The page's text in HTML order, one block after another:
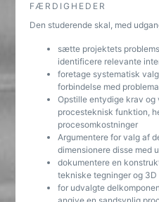
FÆRDIGHEDER
Den studerende skal, med
sætte projektets
identificere relevante
foretage systematisk
forbindelse med
Opstille entydige krav og
procesteknisk funktion,
procesomkostninger
Argumentere for valg af
dimensionere disse med
dokumentere en
tekniske tegninger og
for udvalgte